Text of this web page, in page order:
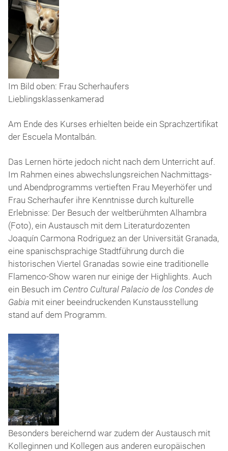
Frau-
Scherhaufers-
Im Bild oben: Frau Scherhaufers
Lieblingsklassenkamerad
Am Ende des Kurses erhielten beide ein Sprachzertifikat
der Escuela Montalbán.
Das Lernen hörte jedoch nicht nach dem Unterricht auf.
Im Rahmen eines abwechslungsreichen Nachmittags-
und Abendprogramms vertieften Frau Meyerhöfer und
Frau Scherhaufer ihre Kenntnisse durch kulturelle
Erlebnisse: Der Besuch der weltberühmten Alhambra
(Foto), ein Austausch mit dem Literaturdozenten
Joaquín Carmona Rodriguez an der Universität Granada,
eine spanischsprachige Stadtführung durch die
historischen Viertel Granadas sowie eine traditionelle
Flamenco-Show waren nur einige der Highlights. Auch
ein Besuch im Centro Cultural Palacio de los Condes de
Gabia mit einer beeindruckenden Kunstausstellung
stand auf dem Programm.
Blick
auf
Besonders bereichernd war zudem der Austausch mit
Kolleginnen und Kollegen aus anderen europäischen